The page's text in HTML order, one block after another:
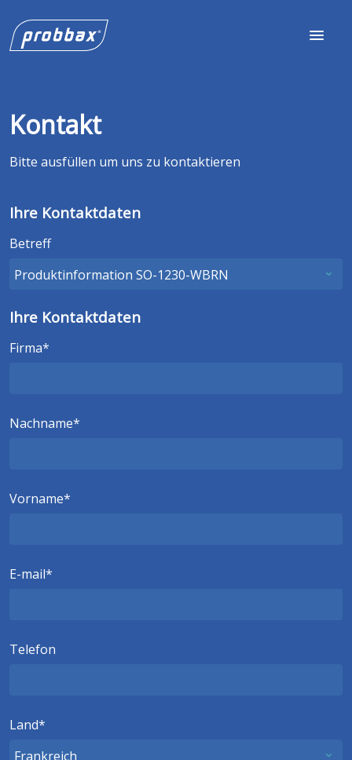
Kontakt
Bitte ausfüllen um uns zu kontaktieren
Ihre Kontaktdaten
Betreff
Ihre Kontaktdaten
Firma
Nachname
Vorname
E-mail
Telefon
Land